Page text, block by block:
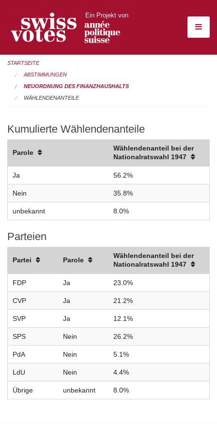
Ein Projekt von
STARTSEITE
ABSTIMMUNGEN
NEUORDNUNG DES FINANZHAUSHALTS
WÄHLENDENANTEILE
Kumulierte Wählendenanteile
Parole
Wählendenanteil bei der
Nationalratswahl 1947
Ja 56.2%
Nein 35.8%
unbekannt 8.0%
Parteien
Partei Parole
Wählendenanteil bei der
Nationalratswahl 1947
FDP Ja 23.0%
CVP Ja 21.2%
SVP Ja 12.1%
SPS Nein 26.2%
PdA Nein 5.1%
LdU Nein 4.4%
Übrige unbekannt 8.0%